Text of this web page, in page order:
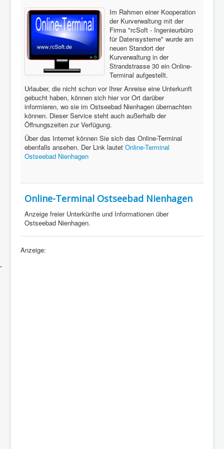
Im Rahmen einer Kooperation
der Kurverwaltung mit der
Firma "rcSoft - Ingenieurbüro
für Datensysteme" wurde am
neuen Standort der
Kurverwaltung in der
Strandstrasse 30 ein Online-
Terminal aufgestellt.
Urlauber, die nicht schon vor Ihrer Anreise eine Unterkunft
gebucht haben, können sich hier vor Ort darüber
informieren, wo sie im Ostseebad Nienhagen übernachten
können. Dieser Service steht auch außerhalb der
Öffnungszeiten zur Verfügung.
Über das Internet können Sie sich das Online-Terminal
ebenfalls ansehen. Der Link lautet Online-Terminal
Ostseebad Nienhagen
Online-Terminal Ostseebad Nienhagen
Anzeige freier Unterkünfte und Informationen über
Ostseebad Nienhagen.
Anzeige: